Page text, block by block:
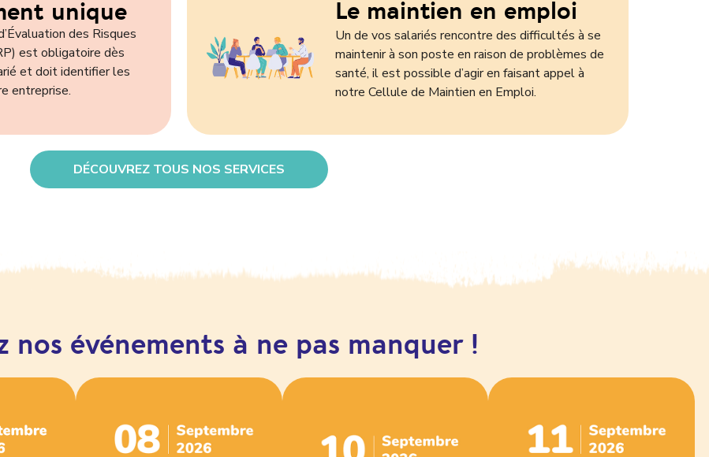
unique
des Risques
est obligatoire dès
et doit identifier les
entreprise.
Le maintien en emploi
Un de vos salariés rencontre des difficultés à se
maintenir à son poste en raison de problèmes de
santé, il est possible d’agir en faisant appel à
notre Cellule de Maintien en Emploi.
DÉCOUVREZ TOUS NOS SERVICES
nos événements à ne pas manquer !